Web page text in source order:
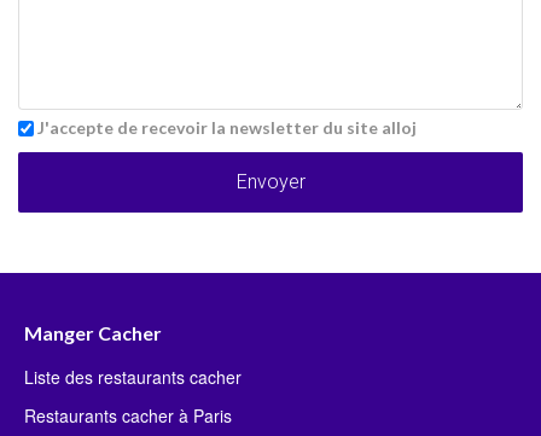
J'accepte de recevoir la newsletter du site alloj
Envoyer
Manger Cacher
Liste des restaurants cacher
Restaurants cacher à Paris